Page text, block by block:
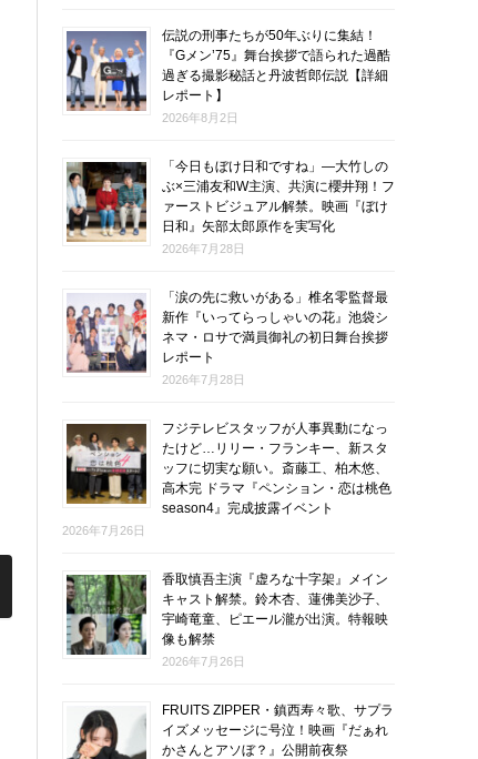
伝説の刑事たちが50年ぶりに集結！
『Gメン’75』舞台挨拶で語られた過酷
過ぎる撮影秘話と丹波哲郎伝説【詳細
レポート】
2026年8月2日
「今日もぼけ日和ですね」―大竹しの
ぶ×三浦友和W主演、共演に櫻井翔！フ
ァーストビジュアル解禁。映画『ぼけ
日和』矢部太郎原作を実写化
2026年7月28日
「涙の先に救いがある」椎名零監督最
新作『いってらっしゃいの花』池袋シ
ネマ・ロサで満員御礼の初日舞台挨拶
レポート
2026年7月28日
フジテレビスタッフが人事異動になっ
たけど…リリー・フランキー、新スタ
ッフに切実な願い。斎藤工、柏木悠、
高木完 ドラマ『ペンション・恋は桃色
season4』完成披露イベント
2026年7月26日
香取慎吾主演『虚ろな十字架』メイン
キャスト解禁。鈴木杏、蓮佛美沙子、
宇崎竜童、ピエール瀧が出演。特報映
像も解禁
2026年7月26日
FRUITS ZIPPER・鎮西寿々歌、サプラ
イズメッセージに号泣！映画『だぁれ
かさんとアソぼ？』公開前夜祭